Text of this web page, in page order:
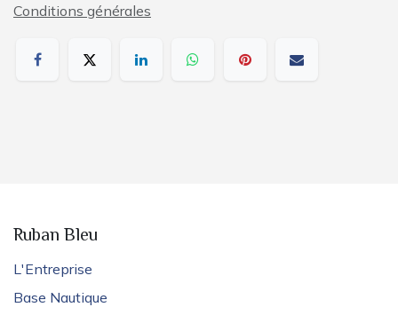
Conditions générales
Ruban Bleu
L'Entreprise
Base Nautique